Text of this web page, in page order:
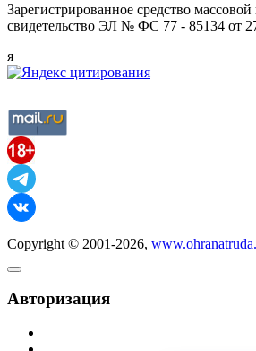
Зарегистрированное средство
свидетельство ЭЛ № ФС 77 - 85134 от
я
Copyright © 2001-2026,
Авторизация